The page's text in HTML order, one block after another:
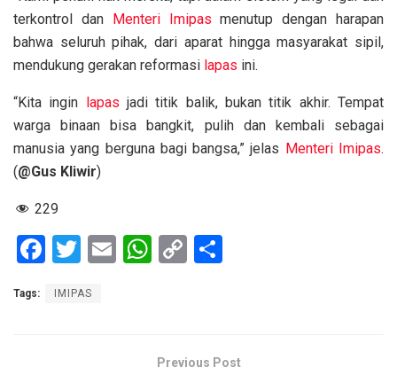
terkontrol dan Menteri Imipas menutup dengan harapan
bahwa seluruh pihak, dari aparat hingga masyarakat sipil,
mendukung gerakan reformasi lapas ini.
“Kita ingin lapas jadi titik balik, bukan titik akhir. Tempat
warga binaan bisa bangkit, pulih dan kembali sebagai
manusia yang berguna bagi bangsa,” jelas Menteri Imipas.
(@Gus Kliwir)
229
F
ce
T
tt
E
W C
Tags: IMIPAS
Previous Post